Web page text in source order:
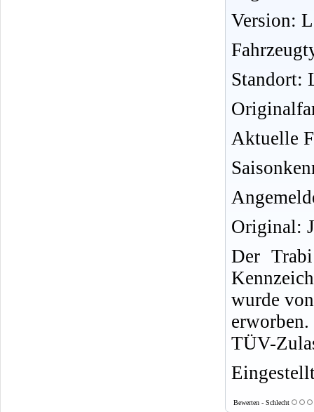
Version:
Standort:
Aktuelle
Original:
Der
wurde
TÜV-
Bewerten - Schlecht